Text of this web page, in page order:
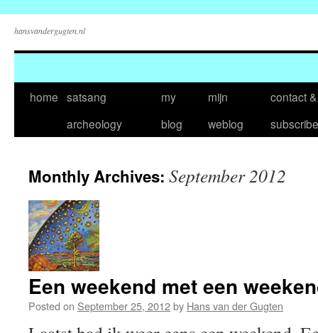
hansvandergugten.nl
Skip
home satsang
archeology
my
blog
mijn
weblog
contact &
subscribe
Monthly Archives: September 2012
Een weekend met een
Posted on September 25, 2012by Hans van der Gugten